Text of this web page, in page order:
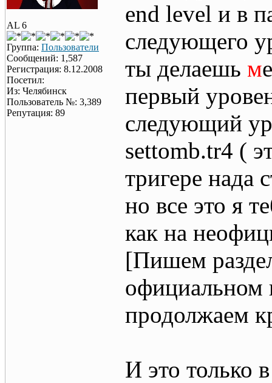
AL 6
Группа: Пользователи
Сообщений: 1,587
Регистрация: 8.12.2008
Посетил:
Из: Челябинск
Пользователь №: 3,389
Репутация: 89
end level и в
следующего
ты делаешь м
первый
следующий
settomb.tr4 (
тригере нада
но все это я
как на
[Пишем
официальном
продолжаем
И это только